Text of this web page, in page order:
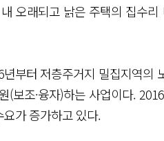
오래되고 낡은 주택의 집수리
부터 저층주거지 밀집지역의
보조·융자)하는 사업이다.
가 증가하고 있다.